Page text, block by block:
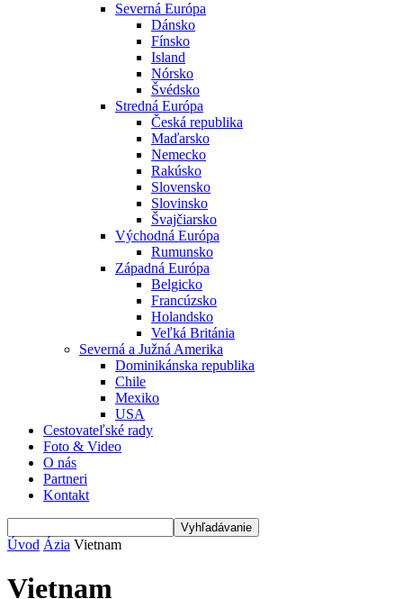
Severná Európa
Dánsko
Fínsko
Island
Nórsko
Švédsko
Stredná Európa
Česká republika
Maďarsko
Nemecko
Rakúsko
Slovensko
Slovinsko
Švajčiarsko
Východná Európa
Rumunsko
Západná Európa
Belgicko
Francúzsko
Holandsko
Veľká Británia
Severná a Južná Amerika
Dominikánska republika
Chile
Mexiko
USA
Cestovateľské rady
Foto & Video
O nás
Partneri
Kontakt
Úvod Ázia Vietnam
Vietnam